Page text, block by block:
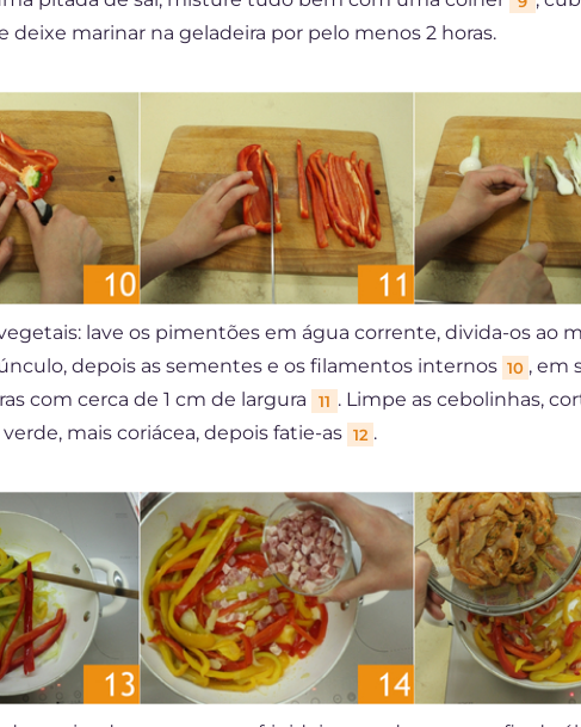
deixe marinar na geladeira por pelo menos 2 horas.
lave os pimentões em água corrente, divida-os ao
depois as sementes e os filamentos internos 10 , em
com cerca de 1 cm de largura
11 . Limpe as cebolinhas,
mais coriácea, depois fatie-as 12 .